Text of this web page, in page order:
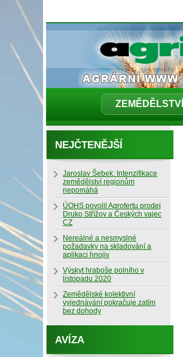
ZEMĚDĚLSTVÍ
NEJČTENĚJŠÍ
Jaroslav Šebek: Intenzifikace
zemědělství regionům
nepomáhá
ÚOHS povolil Agrofertu prodej
Druko Střížov a Českých vajec
CZ
Nereálné a nesmyslné
požadavky na skladování a
aplikaci hnojiv
Výskyt hraboše polního v
listopadu 2020
Zemědělské kolektivní
vyjednávání pokračuje zatím
bez dohody
AVÍZA